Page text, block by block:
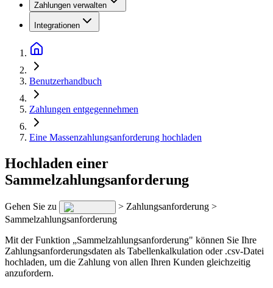
Zahlungen verwalten
Integrationen
Benutzerhandbuch
Zahlungen entgegennehmen
Eine Massenzahlungsanforderung hochladen
Hochladen einer
Sammelzahlungsanforderung
Gehen Sie zu
> Zahlungsanforderung >
Sammelzahlungsanforderung
Mit der Funktion „Sammelzahlungsanforderung" können Sie Ihre
Zahlungsanforderungsdaten als Tabellenkalkulation oder .csv-Datei
hochladen, um die Zahlung von allen Ihren Kunden gleichzeitig
anzufordern.